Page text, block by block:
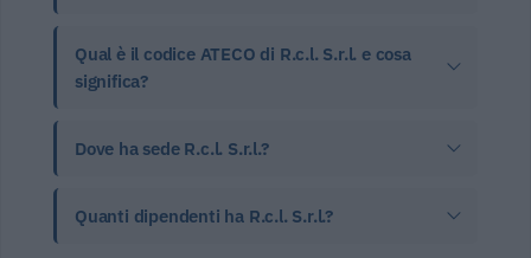
Qual è il codice ATECO di R.c.l. S.r.l. e cosa
significa?
Dove ha sede R.c.l. S.r.l.?
Quanti dipendenti ha R.c.l. S.r.l.?